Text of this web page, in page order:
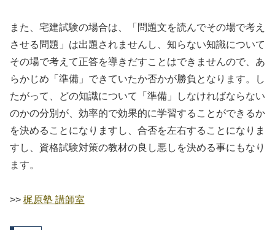
また、宅建試験の場合は、「問題文を読んでその場で考え
させる問題」は出題されませんし、知らない知識について
その場で考えて正答を導きだすことはできませんので、あ
らかじめ「準備」できていたか否かが勝負となります。し
たがって、どの知識について「準備」しなければならない
のかの分別が、効率的で効果的に学習することができるか
を決めることになりますし、合否を左右することになりま
すし、資格試験対策の教材の良し悪しを決める事にもなり
ます。
>> 梶原塾 講師室